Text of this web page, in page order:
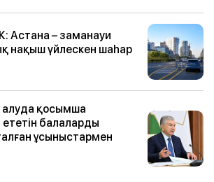
– заманауи
нақыш үйлескен шаһар
алуда қосымша
балаларды
ұсыныстармен